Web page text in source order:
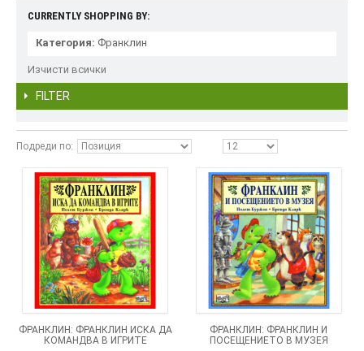
CURRENTLY SHOPPING BY:
Категория: Франклин
Изчисти всички
FILTER
Подреди по
ФРАНКЛИН: ФРАНКЛИН ИСКА ДА
КОМАНДВА В ИГРИТЕ
ФРАНКЛИН: ФРАНКЛИН И
ПОСЕЩЕНИЕТО В МУЗЕЯ